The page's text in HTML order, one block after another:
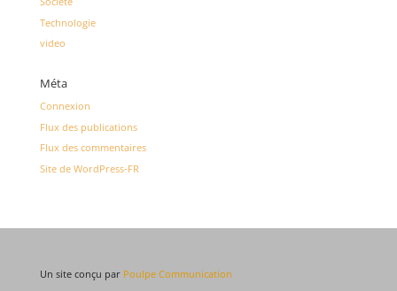
Technologie
video
Méta
Connexion
Flux des publications
Flux des commentaires
Site de WordPress-FR
Un site conçu par Poulpe Communication